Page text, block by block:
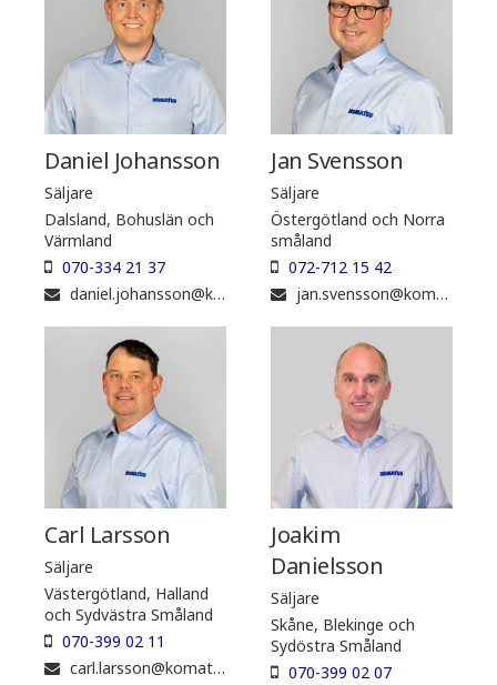
Daniel Johansson
Säljare
Dalsland, Bohuslän och
Värmland
070-334 21 37
daniel.johansson@komatsuforest.com
Jan Svensson
Säljare
Östergötland och Norra
småland
072-712 15 42
jan.svensson@komatsuforest.com
Carl Larsson
Säljare
Västergötland, Halland
och Sydvästra Småland
070-399 02 11
carl.larsson@komatsuforest.com
Joakim
Danielsson
Säljare
Skåne, Blekinge och
Sydöstra Småland
070-399 02 07